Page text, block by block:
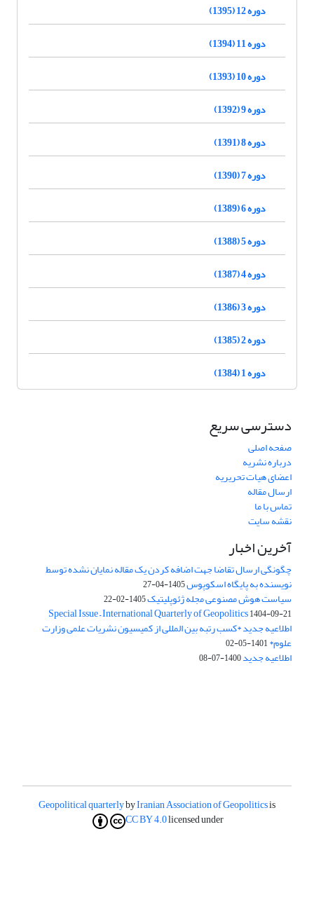
دوره 12 (1395)
دوره 11 (1394)
دوره 10 (1393)
دوره 9 (1392)
دوره 8 (1391)
دوره 7 (1390)
دوره 6 (1389)
دوره 5 (1388)
دوره 4 (1387)
دوره 3 (1386)
دوره 2 (1385)
دوره 1 (1384)
دسترسی سریع
صفحه اصلی
درباره نشریه
اعضای هیات تحریریه
ارسال مقاله
تماس با ما
نقشه سایت
آخرین اخبار
چگونگی ارسال تقاضا جهت اضافه کردن یک مقاله نمایان نشده توسط
نویسنده به پایگاه اسکوپوس1405-04-27
سیاست هوش مصنوعی مجله ژئوپلیتیک1405-02-22
Special Issue – International Quarterly of Geopolitics1404-09-21
اطلاعیه جدید *کسب رتبه بین المللی از کمیسیون نشریات علمی وزارت
علوم*1401-05-02
اطلاعیه جدید1400-07-08
Geopolitical quarterlybyIranian Association of Geopoliticsis
licensed under
CC BY 4.0